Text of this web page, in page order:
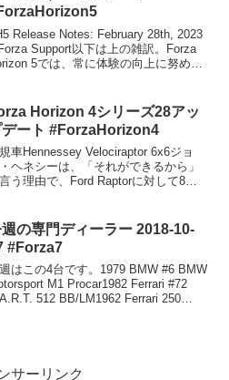
Release Notes: February 28th, 2023
Support以下は上の雑訳。Forza
5では、常に体験の向上に努めて
Horizon 4シリーズ28アッ
デート #ForzaHorizon4
車Hennessey Velociraptor 6x6ジョ
ヘネシーは、「それができるから」
う理由で、Ford Raptorに対して8イ
アクスルを追...
の専門ディーラー 2018-10-
#Forza7
はこの4台です。1979 BMW #6 BMW
M1 Procar1982 Ferrari #72
512 BB/LM1962 Ferrari 250
サーリンク